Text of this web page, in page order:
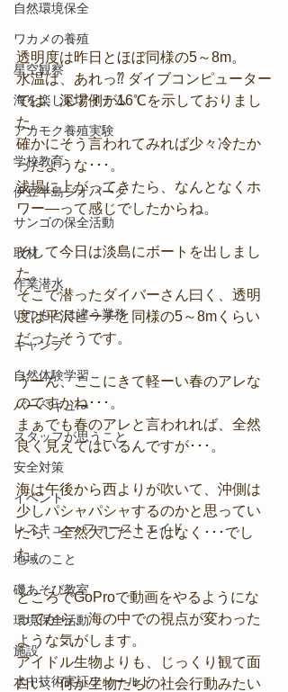
自然環境保全
ワカメの養殖
星空観察
海を楽しむアイテム
アカモク養殖実験
学校教育
伊豆半島ジオパーク
サンゴの保全活動
取材
作業潜水
いつもとは違う業務
キャンプ
自然体験学習
バーベキュー
スタッフが思うこと
安全対策
イベント
レスキュー･ファーストエイド
地域のこと
磯あそび教室
環境保全活動
施設
水中技術実証フィールド
透明度は昨日とほぼ同様の5～8m。
水温は、あれっ⁇ ダイブコンピューター
では、深場側が16℃を示しておりまし
た。
確かにそう言われてみれば少々冷たか
ったような･･･。
浅場に上がってきたら、なんとなくホ
ワー―って感じでしたからね。
そして今日は淡島にボートを出しまし
た。
そこで潜ったダイバーさん曰く、透明
度は平沢ビーチと同様の5～8mくらい
だったそうです。
うーん、ここにきて軽ーい春のアレな
のですかね･･･。
まぁでも春のアレと言われれば、全然
良く見えてはいるんですが･･･。
海は午後から西よりが吹いて、沖側は
少しパシャパシャするのかと思ってい
たら、全然大したことはなく･･･でし
た。
ところでGoProで動画をやるようにな
ってから、海の中での視点が変わった
ような気がします。
アイドル生物よりも、じっくり観て面
白い、何か生物たちの社会行動みたい